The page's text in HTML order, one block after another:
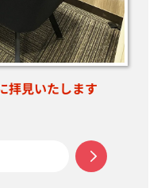
拝見いたします